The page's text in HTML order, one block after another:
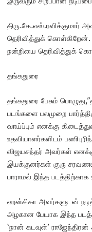
திரு.கே.எஸ்.ரவிக்குமார்
தெரிவித்துக்
நன்றியை தெரிவித்துக்
தங்கதுரை
தங்கதுரை பேசும்
படங்களை பலமுறை
வாய்ப்பும் எனக்கு
உதவியாளர்களிடம்
விஜயசந்தர் அவர்கள்
இயக்குனர்கள் குரு
பாராமல் இந்த
ஹன்சிகா அவர்களுடன்
அழகான பேயாக இந்த
‘நான் கடவுள்’